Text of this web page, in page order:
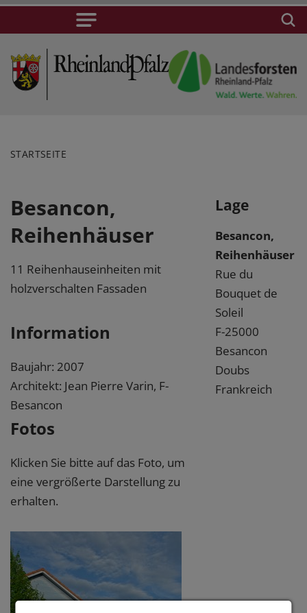
STARTSEITE
Besancon,
Reihenhäuser
11 Reihenhauseinheiten mit
holzverschalten Fassaden
Information
Baujahr: 2007
Architekt: Jean Pierre Varin, F-
Besancon
Fotos
Klicken Sie bitte auf das Foto, um
eine vergrößerte Darstellung zu
erhalten.
Lage
Besancon,
Reihenhäuser
Rue du
Bouquet de
Soleil
F-25000
Besancon
Doubs
Frankreich